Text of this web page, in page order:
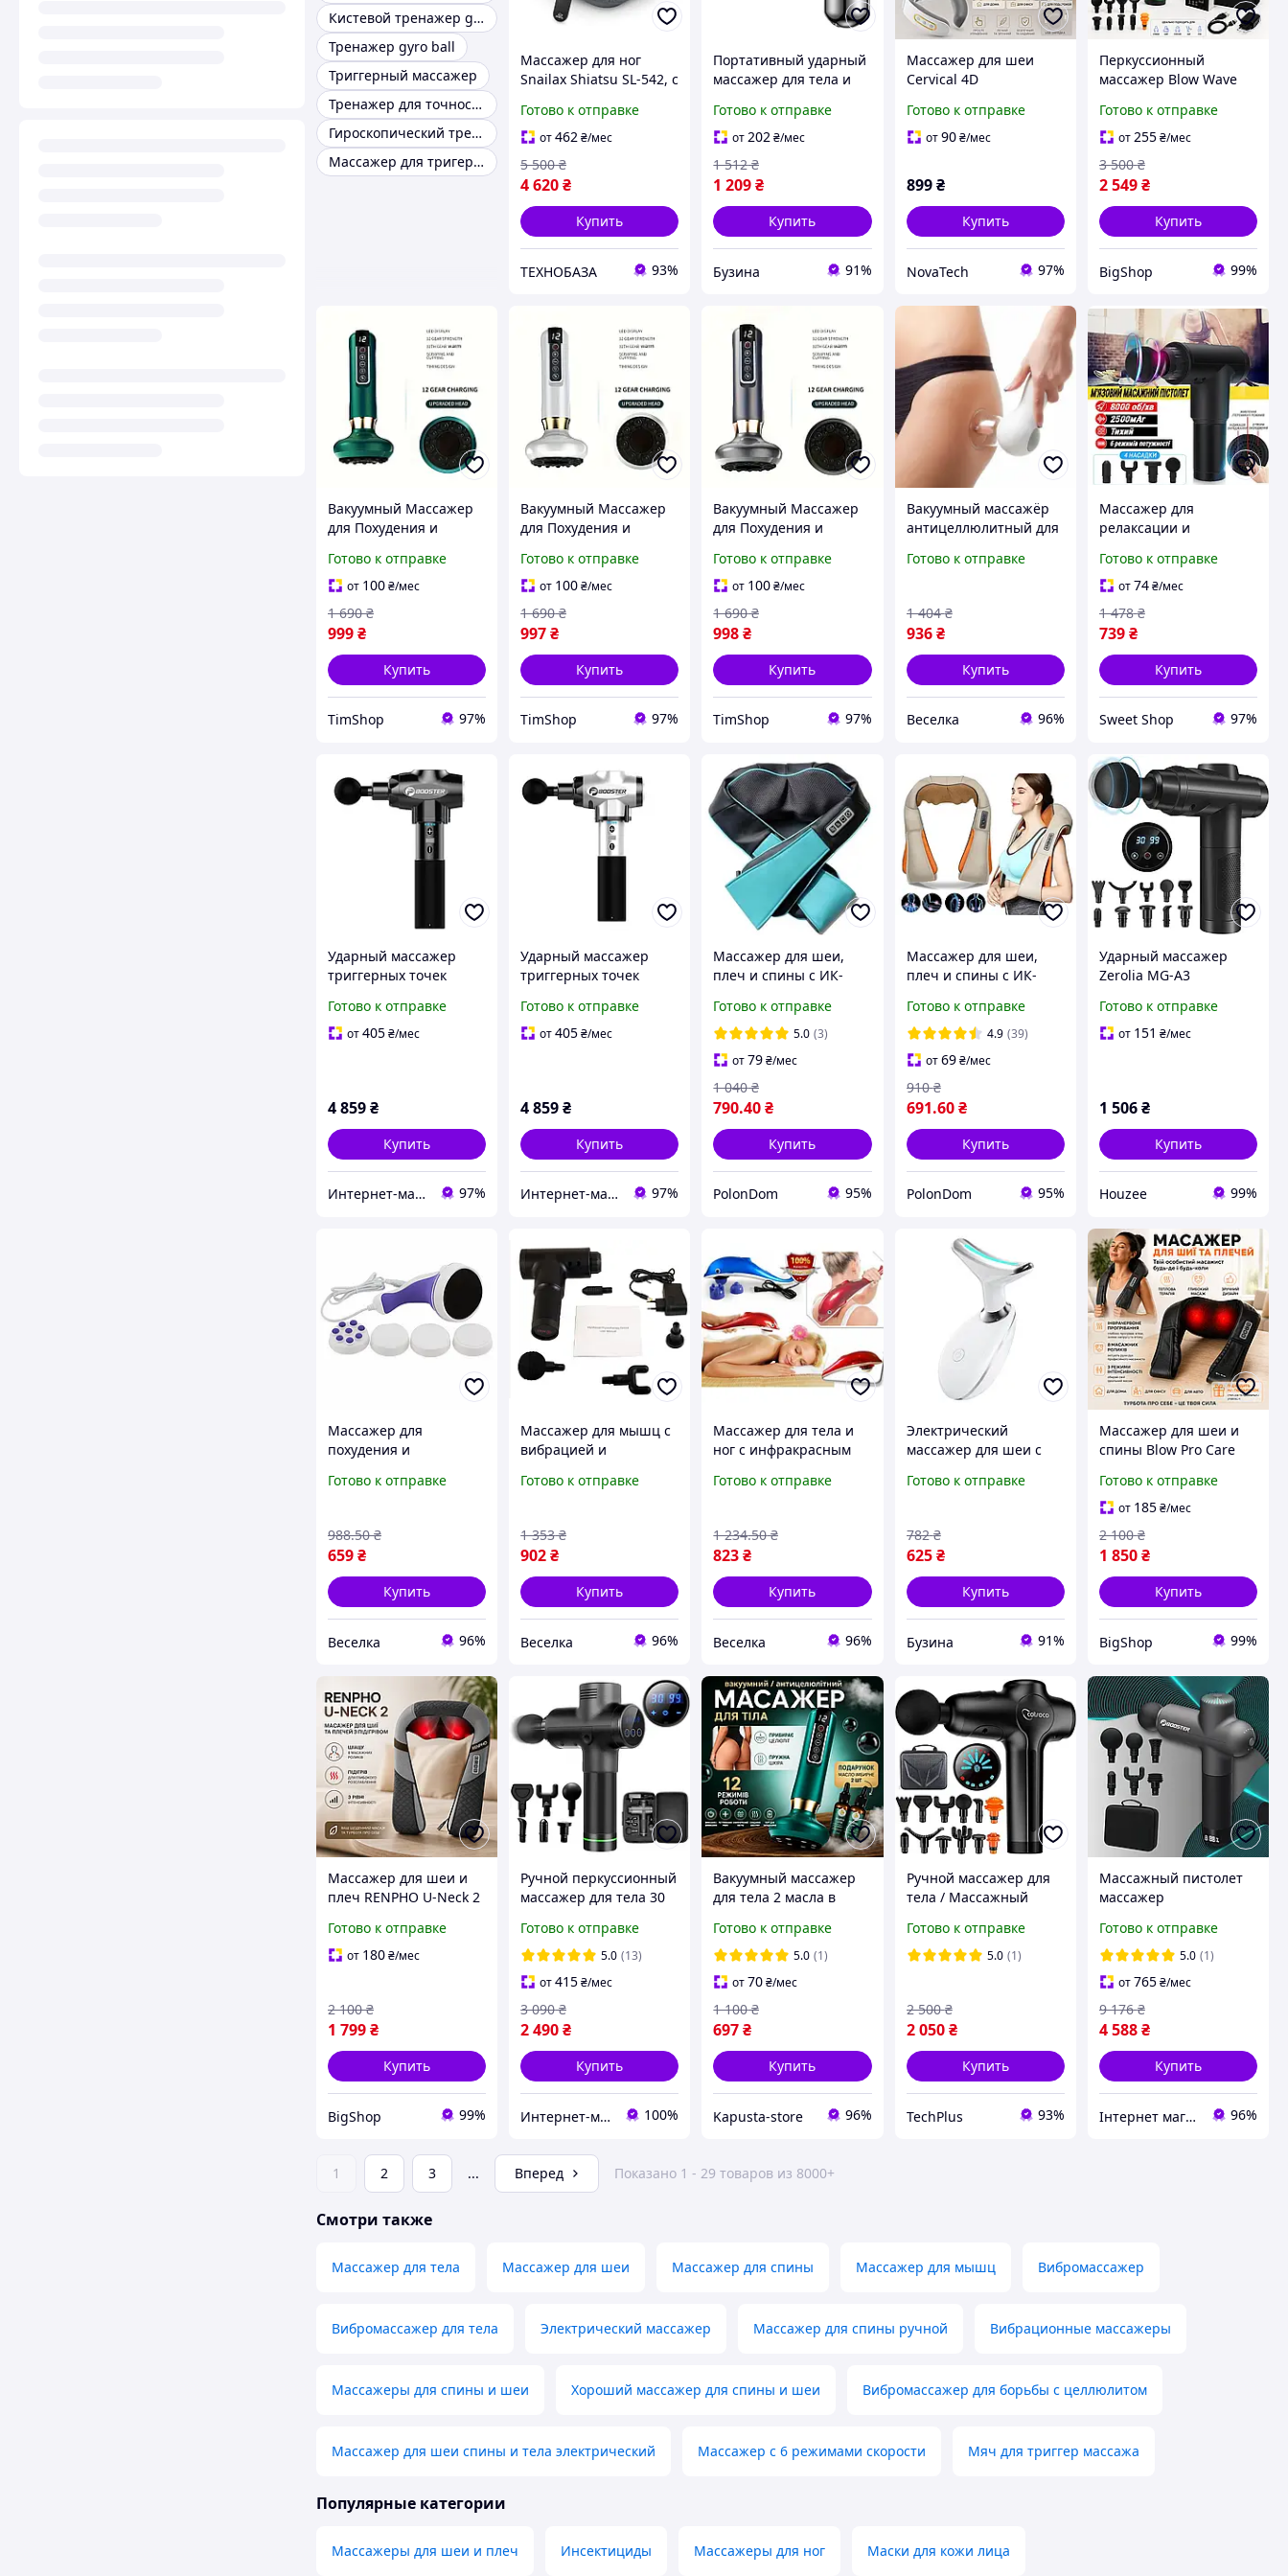
Кистевой тренажер gyro ball
Тренажер gyro ball
Триггерный массажер
Тренажер для точности удара
Гироскопический тренажер gyro ball
Массажер для тригерных точек
Массажер для ног
Snailax Shiatsu SL-542, с
серый
Готово к отправке
от462₴/мес
4 620₴
5 500 ₴
Купить
ТЕХНОБАЗА 93%
Портативный ударный
массажер для тела и
Ударный XO FG02 цвет
черный fresh
Готово к отправке
от202₴/мес
1 209₴
1 512 ₴
Купить
Бузина 91%
Массажер для шеи
Cervical 4D
роликовый массажер с
подогревом, Белый
Готово к отправке
от90 ₴/мес
899 ₴
Купить
NovaTech 97%
Перкуссионный
массажер Blow Wave
массажер для тела,
массажный пистолет
Готово к отправке
от255₴/мес
2 549₴
3 500 ₴
Купить
BigShop 99%
Вакуумный Массажер
для Похудения и
с Нагревом
Корректировка Фигуры
Эффект зеленый
Готово к отправке
от 100₴/мес
999₴
1 690 ₴
Купить
TimShop 97%
Вакуумный Массажер
для Похудения и
с Нагревом
Корректировка Фигуры
Эффект белый
Готово к отправке
от 100₴/мес
997₴
1 690 ₴
Купить
TimShop 97%
Вакуумный Массажер
для Похудения и
с Нагревом
Корректировка Фигуры
Эффект серый
Готово к отправке
от 100₴/мес
998₴
1 690 ₴
Купить
TimShop 97%
Вакуумный массажёр
антицеллюлитный для
борьбы с целлюлитом с
Готово к отправке
936 ₴
1 404 ₴
Купить
Веселка 96%
Массажер для
релаксации и
Ударный массажный
аппарат для тела
релаксации мышц
Готово к отправке
от74₴/мес
739₴
1 478 ₴
Купить
Sweet Shop 97%
Ударный массажер
триггерных точек
массажа мышц
(Черный)
Готово к отправке
от405₴/мес
4 859₴
Купить
Интернет-магазин Итакшоп 97%
Ударный массажер
триггерных точек
массажа мышц
(Серебристый)
Готово к отправке
от405₴/мес
4 859₴
Купить
Интернет-магазин Итакшоп 97%
Массажер для шеи,
плеч и спины с ИК-
Neck Shiatsu с
прогревом,масажер
роликовый
Готово к отправке
5.0 (3)
от79₴/мес
790.40₴
1 040 ₴
Купить
PolonDom 95%
Массажер для шеи,
плеч и спины с ИК-
Neck Kneading с
прогревом,масажер с
руковами
Готово к отправке
4.9 (39)
от69 ₴/мес
691.60 ₴
910 ₴
Купить
PolonDom 95%
Ударный массажер
Zerolia MG-A3
глубокого мышечного
массажа 30 режимов
Готово к отправке
от 151 ₴/мес
1 506₴
Купить
Houzee 99%
Массажер для
похудения и
рук и ног с
массажем шесть
режимов SPICY
Готово к отправке
659₴
988.50 ₴
Купить
Веселка 96%
Массажер для мышц с
вибрацией и
восстановления и
тренировок FLAME
Готово к отправке
902₴
1 353 ₴
Купить
Веселка 96%
Массажер для тела и
ног с инфракрасным
расслабления и
кровообращения
FLAME
Готово к отправке
823₴
1 234.50 ₴
Купить
Веселка 96%
Электрический
массажер для шеи с
Массажер Для Шеи XO
Готово к отправке
625 ₴
782 ₴
Купить
Бузина 91%
Массажер для шеи и
спины Blow Pro Care
Shiatsu, массажер
Шиацу, роликовый
массажер с подогревом
Готово к отправке
от 185₴/мес
1 850₴
2 100 ₴
Купить
BigShop 99%
Массажер для шеи и
плеч RENPHO U-Neck 2
массажных роликов, 3
режима
Готово к отправке
от 180₴/мес
1 799₴
2 100 ₴
Купить
BigShop 99%
Ручной перкуссионный
массажер для тела 30
пистолет -
вибрационный
ударный
электромассажер
Готово к отправке
5.0 (13)
от415₴/мес
2 490₴
3 090 ₴
Купить
Интернет-магазин "PrimeZone" 100%
Вакуумный массажер
для тела 2 масла в
электрический с 12
режимами и
подогревом кожи
Готово к отправке
5.0 (1)
от70₴/мес
697₴
1 100 ₴
Купить
Kapusta-store 96%
Ручной массажер для
тела / Массажный
Вибрационный
ударный
Готово к отправке
5.0 (1)
2 050 ₴
2 500 ₴
Купить
TechPlus 93%
Массажный пистолет
массажер
спины и тела Booster
Lightsaber Ударный
мышечный массажер
Готово к отправке
5.0 (1)
от765₴/мес
4 588₴
9 176 ₴
Купить
Інтернет магазин WOWShop 96%
1 2 3 ... Вперед Показано 1 - 29 товаров из 8000+
Смотри также
Массажер для тела Массажер для шеи Массажер для спины Массажер для мышц Вибромассажер
Вибромассажер для тела Электрический массажер Массажер для спины ручной Вибрационные массажеры
Массажеры для спины и шеи Хороший массажер для спины и шеи Вибромассажер для борьбы с целлюлитом
Массажер для шеи спины и тела электрический Массажер с 6 режимами скорости Мяч для триггер массажа
Популярные категории
Массажеры для шеи и плеч Инсектициды Массажеры для ног Маски для кожи лица